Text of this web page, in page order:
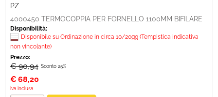
PZ
4000450 TERMOCOPPIA PER FORNELLO 1100MM BIFILARE
Disponibilità:
Disponibile su Ordinazione in circa 10/20gg (Tempistica indicativa
non vincolante)
Prezzo:
€ 90,94 Sconto 25%
€ 68,20
iva inclusa